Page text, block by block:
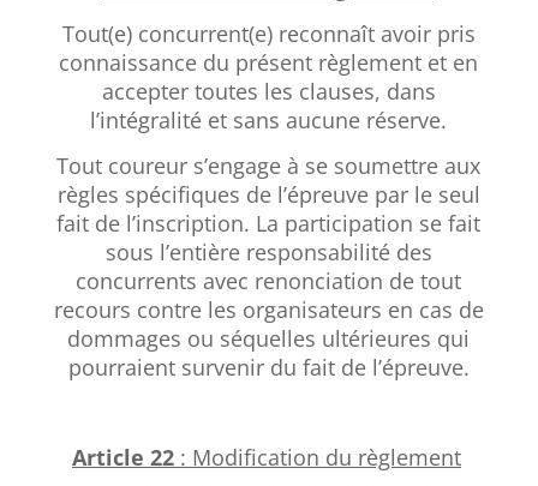
Tout(e) concurrent(e) reconnaît avoir pris
connaissance du présent règlement et en
accepter toutes les clauses, dans
l’intégralité et sans aucune réserve.
Tout coureur s’engage à se soumettre aux
règles spécifiques de l’épreuve par le seul
fait de l’inscription. La participation se fait
sous l’entière responsabilité des
concurrents avec renonciation de tout
recours contre les organisateurs en cas de
dommages ou séquelles ultérieures qui
pourraient survenir du fait de l’épreuve.
Article 22: Modification du règlement